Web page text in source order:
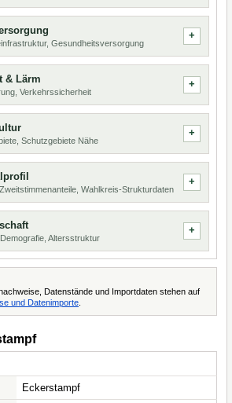
Gesundheitsversorgung
& Lärm
Verkehrssicherheit
Schutzgebiete Nähe
Wahlkreis-Strukturdaten
Altersstruktur
Datenstände und Importdaten stehen auf
und Datenimporte
Eckerstampf